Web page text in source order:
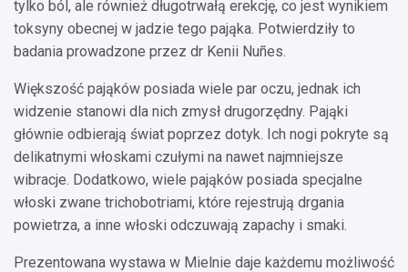
tylko ból, ale również długotrwałą erekcję, co jest wynikiem
toksyny obecnej w jadzie tego pająka. Potwierdziły to
badania prowadzone przez dr Kenii Nuñes.
Większość pająków posiada wiele par oczu, jednak ich
widzenie stanowi dla nich zmysł drugorzędny. Pająki
głównie odbierają świat poprzez dotyk. Ich nogi pokryte są
delikatnymi włoskami czułymi na nawet najmniejsze
wibracje. Dodatkowo, wiele pająków posiada specjalne
włoski zwane trichobotriami, które rejestrują drgania
powietrza, a inne włoski odczuwają zapachy i smaki.
Prezentowana wystawa w Mielnie daje każdemu możliwość